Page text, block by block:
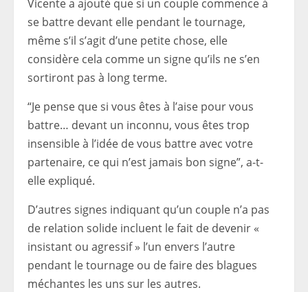
Vicente a ajouté que si un couple commence à
se battre devant elle pendant le tournage,
même s’il s’agit d’une petite chose, elle
considère cela comme un signe qu’ils ne s’en
sortiront pas à long terme.
“Je pense que si vous êtes à l’aise pour vous
battre… devant un inconnu, vous êtes trop
insensible à l’idée de vous battre avec votre
partenaire, ce qui n’est jamais bon signe”, a-t-
elle expliqué.
D’autres signes indiquant qu’un couple n’a pas
de relation solide incluent le fait de devenir «
insistant ou agressif » l’un envers l’autre
pendant le tournage ou de faire des blagues
méchantes les uns sur les autres.